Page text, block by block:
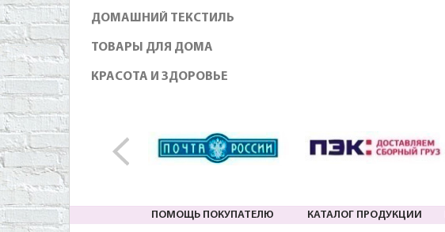
ДОМАШНИЙ ТЕКСТИЛЬ
ТОВАРЫ ДЛЯ ДОМА
КРАСОТА И ЗДОРОВЬЕ
ПОМОЩЬ ПОКУПАТЕЛЮ КАТАЛОГ ПРОДУКЦИИ